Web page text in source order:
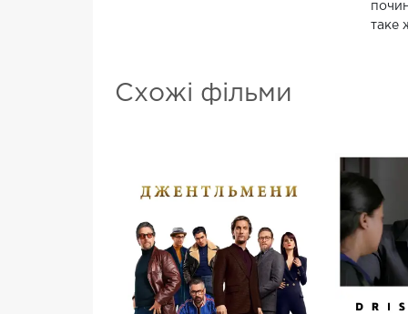
таке
Схожі фільми